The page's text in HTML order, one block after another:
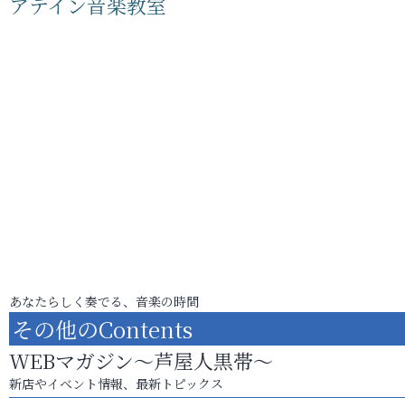
あなたらしく奏でる、音楽の時間
その他のContents
WEBマガジン～芦屋人黒帯～
新店やイベント情報、最新トピックス